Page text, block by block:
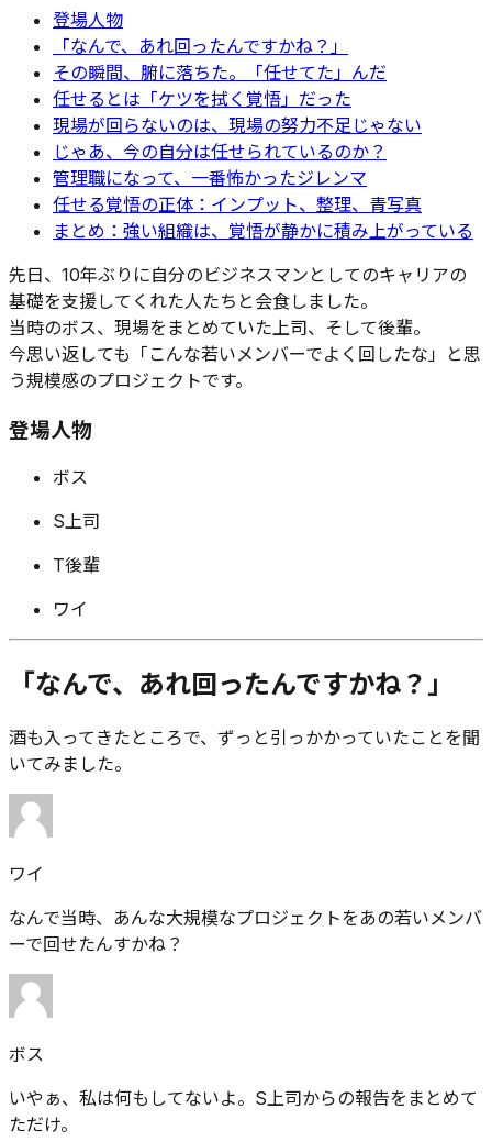
登場人物
「なんで、あれ回ったんですかね？」
その瞬間、腑に落ちた。「任せてた」んだ
任せるとは「ケツを拭く覚悟」だった
現場が回らないのは、現場の努力不足じゃない
じゃあ、今の自分は任せられているのか？
管理職になって、一番怖かったジレンマ
任せる覚悟の正体：インプット、整理、青写真
まとめ：強い組織は、覚悟が静かに積み上がっている
先日、10年ぶりに自分のビジネスマンとしてのキャリアの
基礎を支援してくれた人たちと会食しました。
当時のボス、現場をまとめていた上司、そして後輩。
今思い返しても「こんな若いメンバーでよく回したな」と思
う規模感のプロジェクトです。
登場人物
ボス
S上司
T後輩
ワイ
「なんで、あれ回ったんですかね？」
酒も入ってきたところで、ずっと引っかかっていたことを聞
いてみました。
ワイ
なんで当時、あんな大規模なプロジェクトをあの若いメンバ
ーで回せたんすかね？
ボス
いやぁ、私は何もしてないよ。S上司からの報告をまとめて
ただけ。